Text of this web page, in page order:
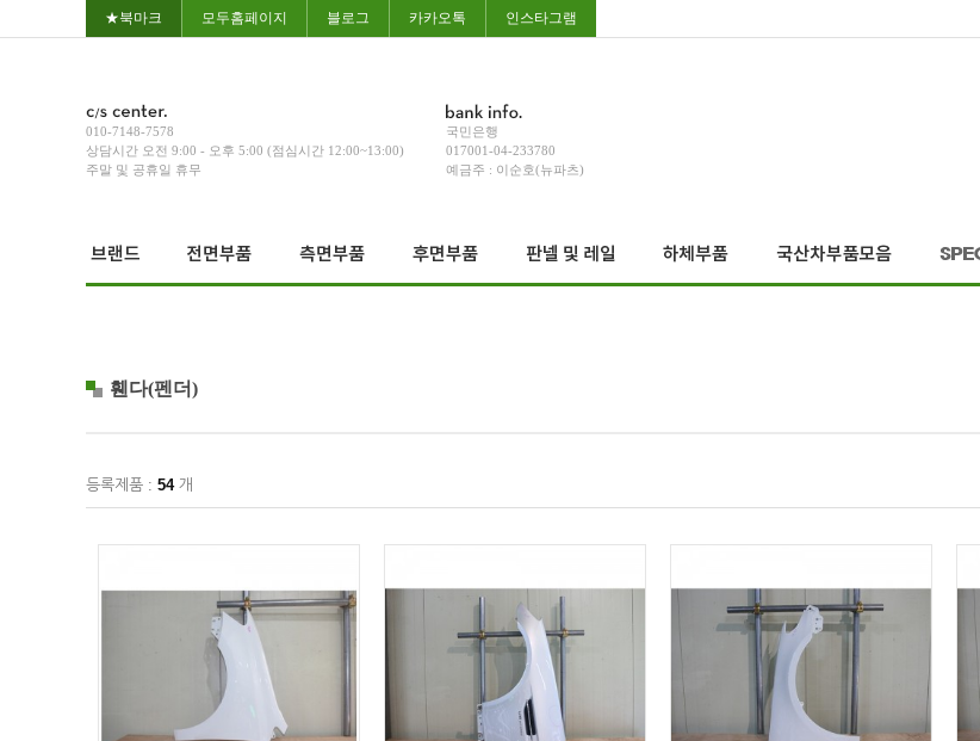
★북마크 모두홈페이지 블로그 카카오톡 인스타그램
010-7148-7578
상담시간 오전 9:00 - 오후 5:00 (점심시간 12:00~13:00)
주말 및 공휴일 휴무
국민은행
017001-04-233780
예금주 : 이순호(뉴파츠)
휀다(펜더)
등록제품 : 54개